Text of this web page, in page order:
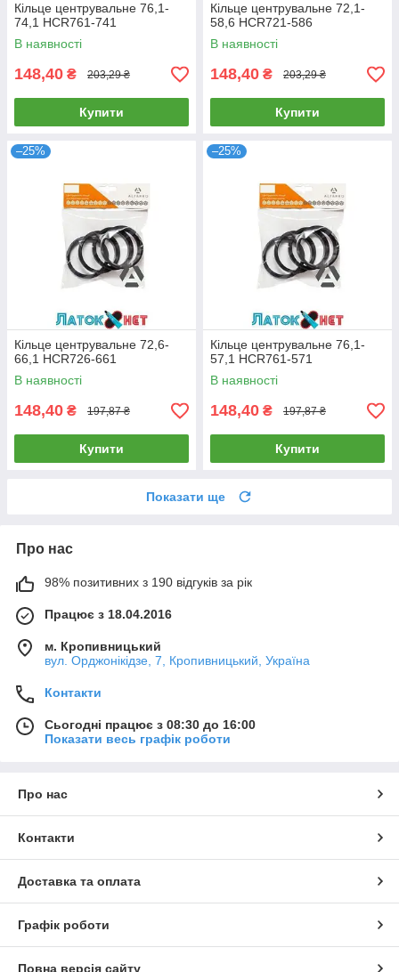
Кільце центрувальне 76,1-
74,1 HCR761-741
В наявності
148,40 ₴ 203,29 ₴
Купити
Кільце центрувальне 72,1-
58,6 HCR721-586
В наявності
148,40 ₴ 203,29 ₴
Купити
–25%
Кільце центрувальне 72,6-
66,1 HCR726-661
В наявності
148,40 ₴ 197,87 ₴
Купити
–25%
Кільце центрувальне 76,1-
57,1 HCR761-571
В наявності
148,40 ₴ 197,87 ₴
Купити
Показати ще
Про нас
98% позитивних з 190 відгуків за рік
Працює з 18.04.2016
м. Кропивницький
вул. Орджонікідзе, 7, Кропивницький, Україна
Контакти
Сьогодні працює з 08:30 до 16:00
Показати весь графік роботи
Про нас
Контакти
Доставка та оплата
Графік роботи
Повна версія сайту